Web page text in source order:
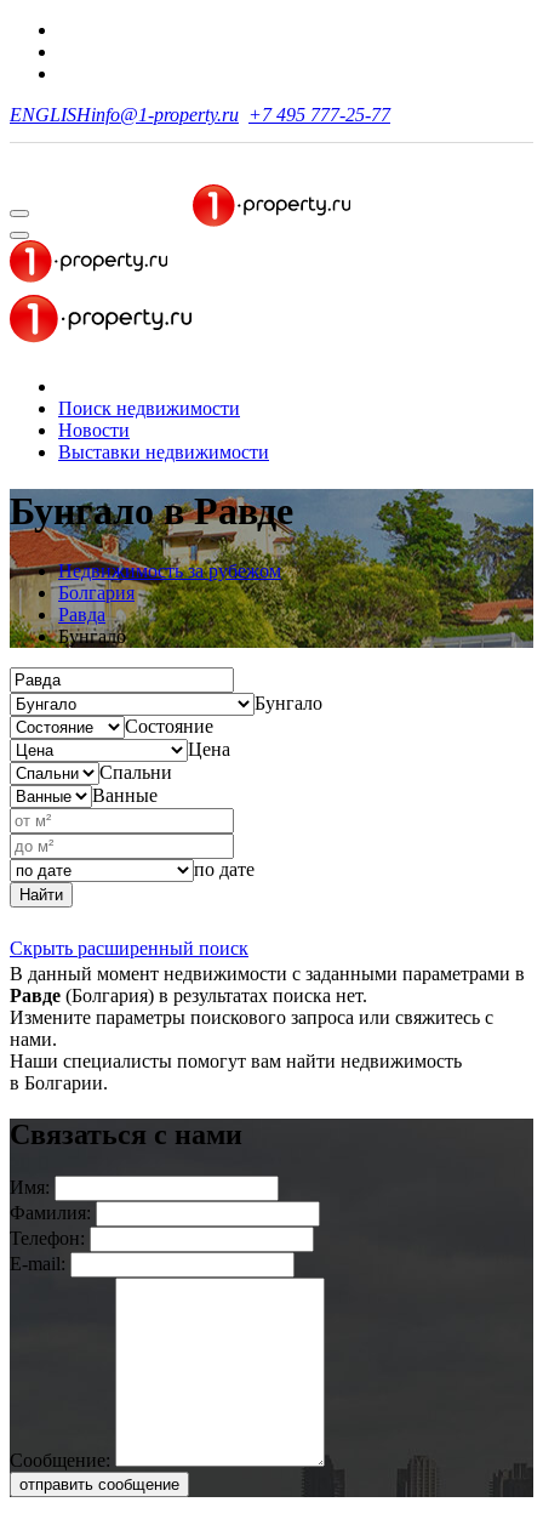
ENGLISHinfo@1-property.ru +7 495 777-25-77
Поиск недвижимости
Новости
Выставки недвижимости
Бунгалов Равде
Недвижимость за рубежом
Болгария
Равда
Бунгало
Бунгало
Состояние
Цена
Спальни
Ванные
по дате
Найти
Скрыть расширенный поиск
В данный момент недвижимости с заданными параметрами в
Равде (Болгария) в результатах поиска нет.
Измените параметры поискового запроса или свяжитесь с
нами.
Наши специалисты помогут вам найти недвижимость
в Болгарии.
Связаться с нами
Имя:
Фамилия:
Телефон:
E-mail:
Сообщение:
отправить сообщение